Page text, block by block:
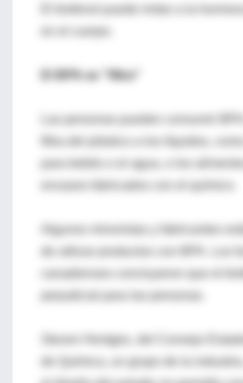
El bisfenol puede imitar a la
El BPA se "filtra"
para bebés o el agua, o los
Algunos minoristas y fabricantes
Steven Hentges, del Consejo
de Química, un grupo de la